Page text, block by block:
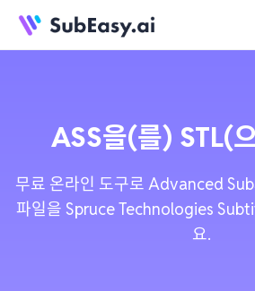
ASS을(를) STL(
무료 온라인 도구로 Advanced
파일을 Spruce Technologies
요.